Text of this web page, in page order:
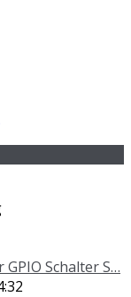
Schalter S…